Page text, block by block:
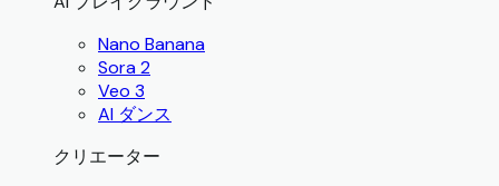
Nano Banana
Sora 2
Veo 3
AI ダンス
クリエーター